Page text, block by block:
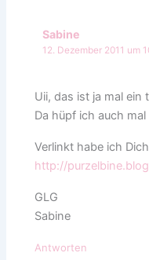
Sabine
12. Dezember 2011 um
Uii, das ist ja mal ein
Da hüpf ich auch
Verlinkt habe ich
http://
GLG
Sabine
Antworten